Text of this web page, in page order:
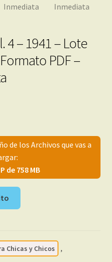
menú
4 – 1941 – Lote
PDF –
de los Archivos que vas a
de 758 MB
Chicas y Chicos ,